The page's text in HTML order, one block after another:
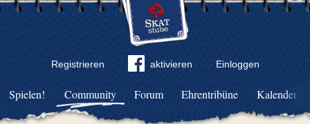
Registrieren aktivieren Einloggen
Community Forum Ehrentribüne Kalender
Spielen!